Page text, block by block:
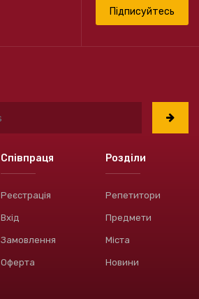
Підписуйтесь
Співпраця
Реєстрація
Вхід
Замовлення
Оферта
Розділи
Репетитори
Предмети
Міста
Новини